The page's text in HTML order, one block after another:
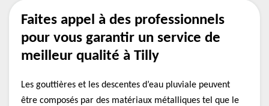
Faites appel à des professionnels
pour vous garantir un service de
meilleur qualité à Tilly
Les gouttières et les descentes d’eau pluviale peuvent
être composés par des matériaux métalliques tel que le